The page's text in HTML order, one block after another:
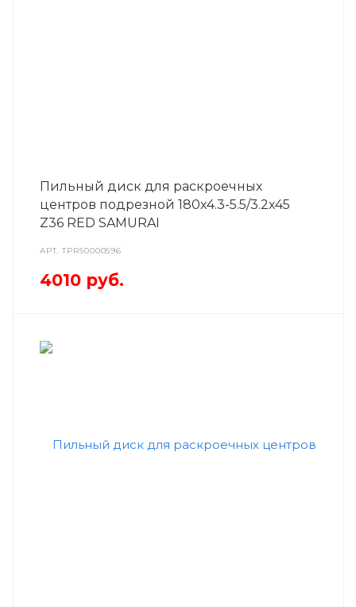
Пильный диск для раскроечных
центров подрезной 180x4.3-5.5/3.2x45
Z36 RED SAMURAI
АРТ.TPRS0000596
4010 руб.